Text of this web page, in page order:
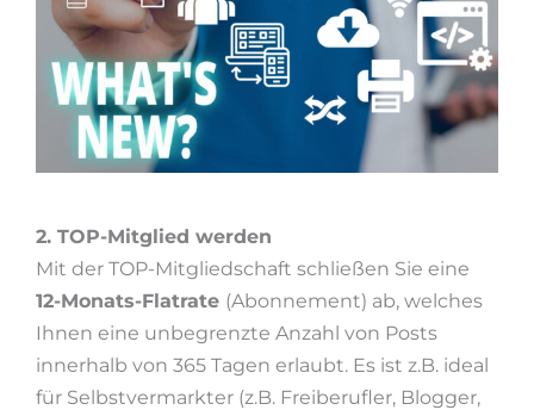
2. TOP-Mitglied werden
Mit der TOP-Mitgliedschaft schließen Sie eine
12-Monats-Flatrate (Abonnement) ab, welches
Ihnen eine unbegrenzte Anzahl von Posts
innerhalb von 365 Tagen erlaubt. Es ist z.B. ideal
für Selbstvermarkter (z.B. Freiberufler, Blogger,